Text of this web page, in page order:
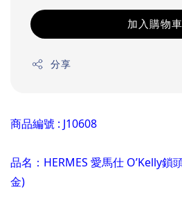
加入購物車
分享
商品編號 : J10608
品名：HERMES 愛馬仕 O’Kelly鎖
金)